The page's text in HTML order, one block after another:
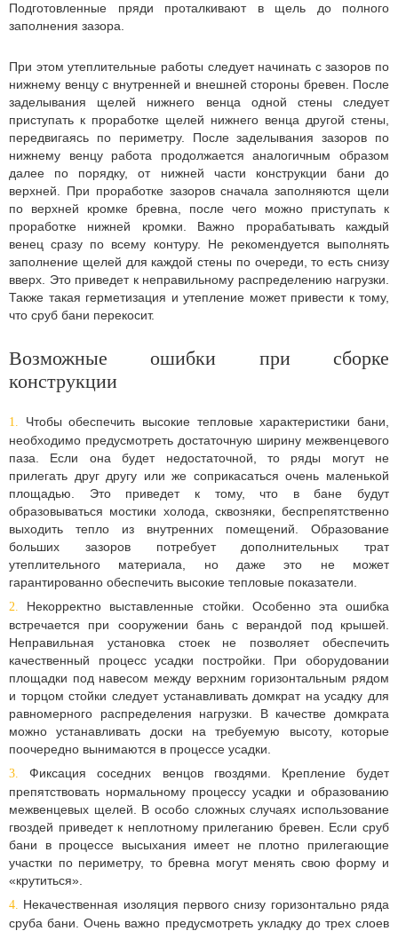
Подготовленные пряди проталкивают в щель до полного
заполнения зазора.
При этом утеплительные работы следует начинать с зазоров по
нижнему венцу с внутренней и внешней стороны бревен. После
заделывания щелей нижнего венца одной стены следует
приступать к проработке щелей нижнего венца другой стены,
передвигаясь по периметру. После заделывания зазоров по
нижнему венцу работа продолжается аналогичным образом
далее по порядку, от нижней части конструкции бани до
верхней. При проработке зазоров сначала заполняются щели
по верхней кромке бревна, после чего можно приступать к
проработке нижней кромки. Важно прорабатывать каждый
венец сразу по всему контуру. Не рекомендуется выполнять
заполнение щелей для каждой стены по очереди, то есть снизу
вверх. Это приведет к неправильному распределению нагрузки.
Также такая герметизация и утепление может привести к тому,
что сруб бани перекосит.
Возможные ошибки при сборке
конструкции
Чтобы обеспечить высокие тепловые характеристики бани,
необходимо предусмотреть достаточную ширину межвенцевого
паза. Если она будет недостаточной, то ряды могут не
прилегать друг другу или же соприкасаться очень маленькой
площадью. Это приведет к тому, что в бане будут
образовываться мостики холода, сквозняки, беспрепятственно
выходить тепло из внутренних помещений. Образование
больших зазоров потребует дополнительных трат
утеплительного материала, но даже это не может
гарантированно обеспечить высокие тепловые показатели.
Некорректно выставленные стойки. Особенно эта ошибка
встречается при сооружении бань с верандой под крышей.
Неправильная установка стоек не позволяет обеспечить
качественный процесс усадки постройки. При оборудовании
площадки под навесом между верхним горизонтальным рядом
и торцом стойки следует устанавливать домкрат на усадку для
равномерного распределения нагрузки. В качестве домкрата
можно устанавливать доски на требуемую высоту, которые
поочередно вынимаются в процессе усадки.
Фиксация соседних венцов гвоздями. Крепление будет
препятствовать нормальному процессу усадки и образованию
межвенцевых щелей. В особо сложных случаях использование
гвоздей приведет к неплотному прилеганию бревен. Если сруб
бани в процессе высыхания имеет не плотно прилегающие
участки по периметру, то бревна могут менять свою форму и
«крутиться».
Некачественная изоляция первого снизу горизонтально ряда
сруба бани. Очень важно предусмотреть укладку до трех слоев